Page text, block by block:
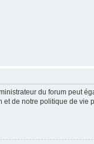
du forum peut
de notre politique de vie